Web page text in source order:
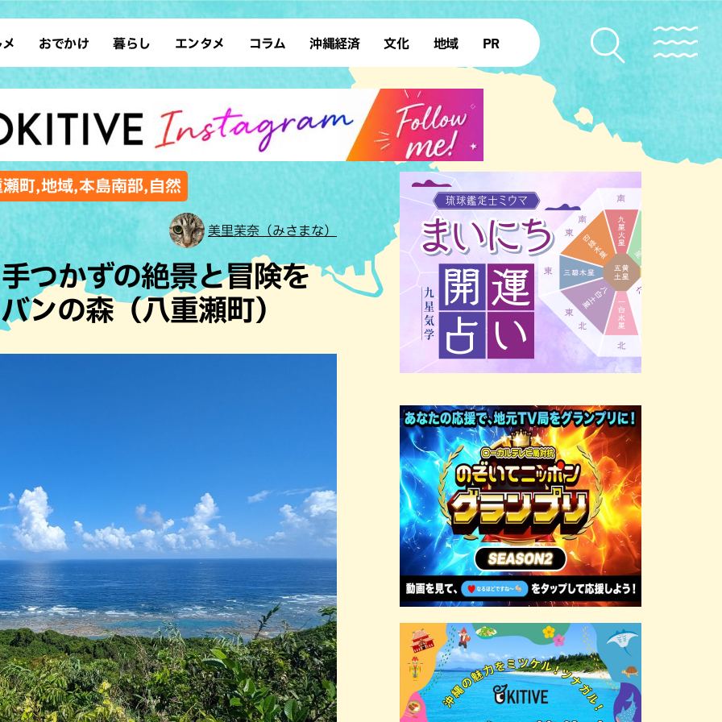
ン 沖縄そば
ウト カフェ
和食・日本料理
理 アジア・エスニック
イタリアン
洋料理
・焼肉 焼鳥・串料理
肉料理 居酒屋・バー
イキング
おでかけ
デート ドライブ
散歩 ソロ活
歴史
アート
ショッピング ホテル
サウナ 公園
沖縄の海
暮らし
レシピ SDGs
ファッション ローカルニュース
沖縄移住 沖縄旧暦行事
エンタメ
スポーツ 占い
タレント・芸人 テレビ
コラム 沖縄経済 文化
復帰50年
地域
本島北部
本島南部 先島諸島
北部離島
PR
町,地域,本島南部,自然
美里茉奈（みさまな）
つかずの絶景と冒険を
ンの森（八重瀬町）